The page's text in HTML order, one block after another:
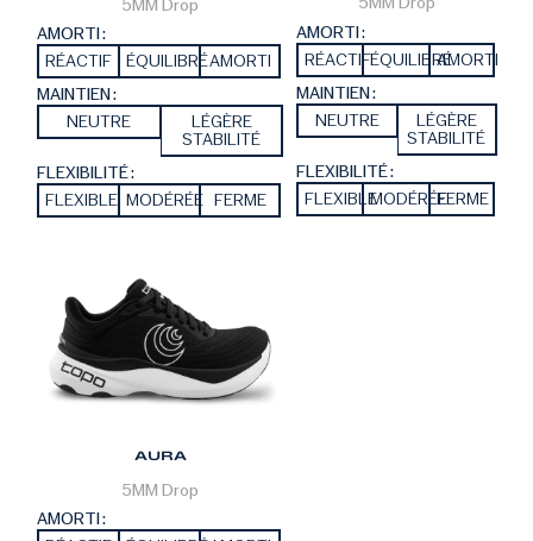
5MM Drop
AMORTI :
RÉACTIF
ÉQUILIBRÉAMORTI
MAINTIEN :
NEUTRE
LÉGÈRE
STABILITÉ
FLEXIBILITÉ :
FLEXIBLE MODÉRÉE FERME
AURA
5MM Drop
AMORTI :
AMORTI :
RÉACTIFÉQUILIBRÉAMORTI
MAINTIEN :
NEUTRE
LÉGÈRE
STABILITÉ
FLEXIBILITÉ :
FLEXIBLEMODÉRÉEFERME